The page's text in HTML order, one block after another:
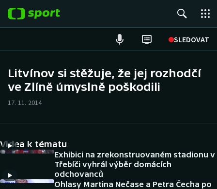
SLEDOVAT
Hokej
Cyklistika
DALŠÍ SPORTY
Litvínov si stěžuje, že jej rozhodčí
ve Zlíně úmyslně poškodili
17. 11. 2014
Videa k tématu
Exhibici na zrekonstruovaném stadionu v
Třebíči vyhrál výběr domácích
odchovanců
Ohlasy Martina Nečase a Petra Čecha po